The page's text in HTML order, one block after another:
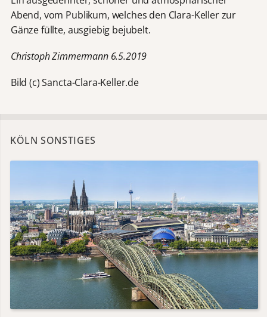
Abend, vom Publikum, welches den Clara-Keller zur
Gänze füllte, ausgiebig bejubelt.
Christoph Zimmermann 6.5.2019
Bild (c) Sancta-Clara-Keller.de
KÖLN SONSTIGES